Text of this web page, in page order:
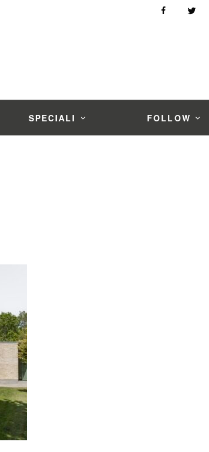
SPECIALI FOLLOW